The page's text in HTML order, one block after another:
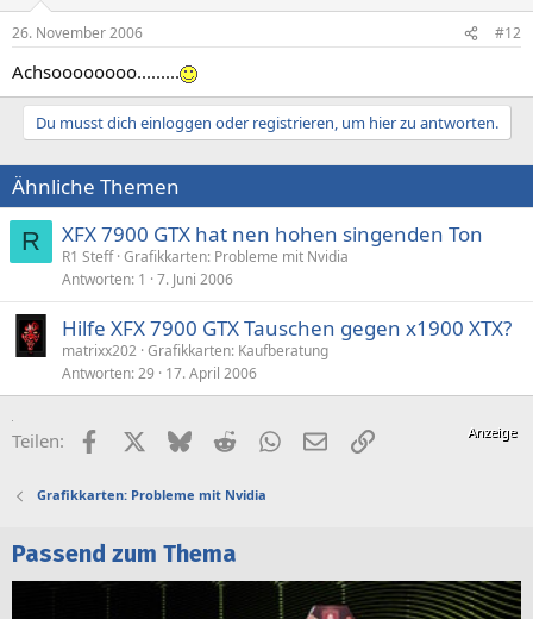
26. November 2006 #12
Achsoooooooo.........
Du musst dich einloggen oder registrieren, um hier zu antworten.
Ähnliche Themen
R XFX 7900 GTX hat nen hohen singenden Ton
R1 Steff Grafikkarten: Probleme mit Nvidia
Antworten 1 7. Juni 2006
Hilfe XFX 7900 GTX Tauschen gegen x1900 XTX?
matrixx202 Grafikkarten: Kaufberatung
Antworten 29 17. April 2006
Teilen: FacebookX (Twitter)
BlueskyRedditWhatsApp
E-MailLink
Grafikkarten: Probleme mit Nvidia
Passend zum Thema